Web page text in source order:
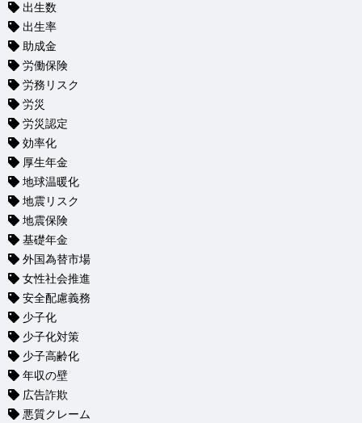
出生数
出生率
助成金
労働保険
労務リスク
労災
労災認定
効率化
厚生年金
地球温暖化
地震リスク
地震保険
基礎年金
外国為替市場
女性社会推進
安全配慮義務
少子化
少子化対策
少子高齢化
年収の壁
広告詐欺
悪質クレーム